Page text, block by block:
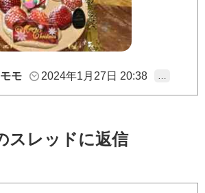
モ 2024年1月27日 20:38 …
スレッドに返信